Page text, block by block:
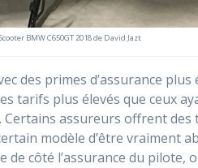
Scooter BMW C650GT 2018 de David Jazt
des primes d’assurance
tarifs plus élevés que ceux
Certains assureurs offrent
modèle d’être vraiment
côté l’assurance du pilote,